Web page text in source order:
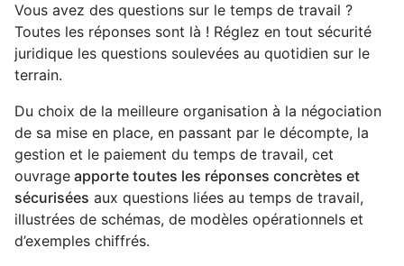
Vous avez des questions sur le temps de travail ?
Toutes les réponses sont là ! Réglez en tout sécurité
juridique les questions soulevées au quotidien sur le
terrain.
Du choix de la meilleure organisation à la négociation
de sa mise en place, en passant par le décompte, la
gestion et le paiement du temps de travail, cet
ouvrage apporte toutes les réponses concrètes et
sécurisées aux questions liées au temps de travail,
illustrées de schémas, de modèles opérationnels et
d’exemples chiffrés.